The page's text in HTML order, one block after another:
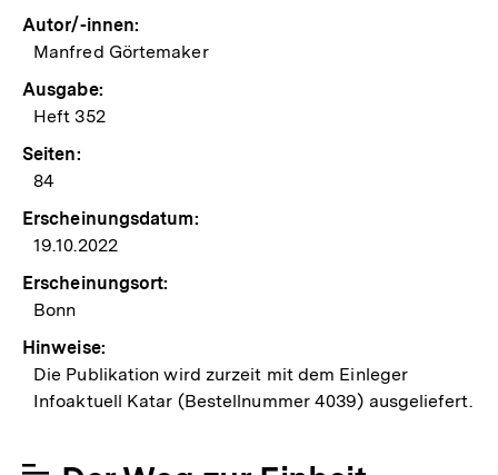
Autor/-innen:
Manfred Görtemaker
Ausgabe:
Heft 352
Seiten:
84
Erscheinungsdatum:
19.10.2022
Erscheinungsort:
Bonn
Hinweise:
Die Publikation wird zurzeit mit dem Einleger
Infoaktuell Katar (Bestellnummer 4039) ausgeliefert.